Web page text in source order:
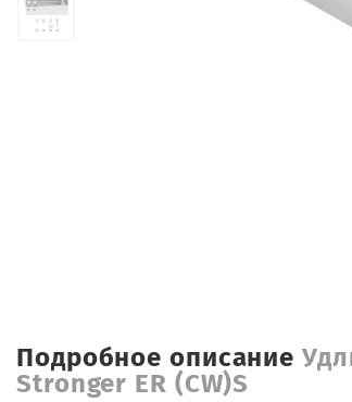
Подробное описание
Stronger ER (CW)S